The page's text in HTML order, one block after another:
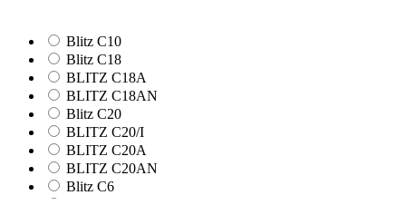
Blitz C10
Blitz C18
BLITZ C18A
BLITZ C18AN
Blitz C20
BLITZ C20/I
BLITZ C20A
BLITZ C20AN
Blitz C6